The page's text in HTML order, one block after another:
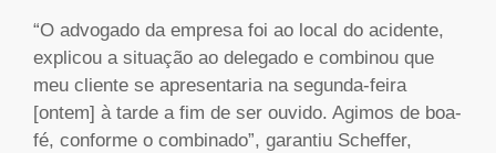
“O advogado da empresa foi ao local do acidente,
explicou a situação ao delegado e combinou que
meu cliente se apresentaria na segunda-feira
[ontem] à tarde a fim de ser ouvido. Agimos de boa-
fé, conforme o combinado”, garantiu Scheffer,